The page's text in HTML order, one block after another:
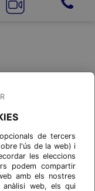
de tercers
l'ús de la web) i
les eleccions
podem compartir
amb els nostres
web, els qui